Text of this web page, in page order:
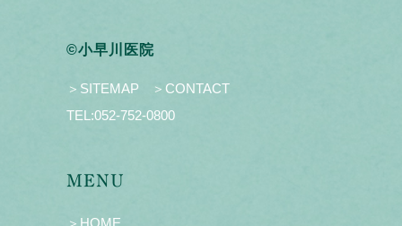
©小早川医院
＞SITEMAP
＞CONTACT
TEL:052-752-0800
MENU
＞HOME